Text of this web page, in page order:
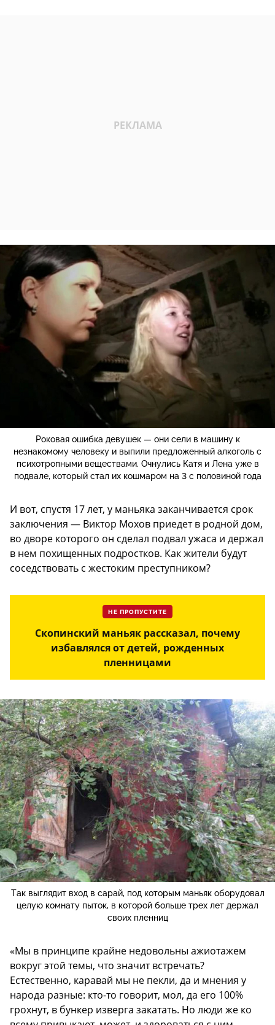
Роковая ошибка девушек — они сели в машину к
незнакомому человеку и выпили предложенный алкоголь с
психотропными веществами. Очнулись Катя и Лена уже в
подвале, который стал их кошмаром на 3 с половиной года
И вот, спустя 17 лет, у маньяка заканчивается срок
заключения — Виктор Мохов приедет в родной дом,
во дворе которого он сделал подвал ужаса и держал
в нем похищенных подростков. Как жители будут
соседствовать с жестоким преступником?
НЕ ПРОПУСТИТЕ
Скопинский маньяк рассказал, почему
избавлялся от детей, рожденных
пленницами
Так выглядит вход в сарай, под которым маньяк оборудовал
целую комнату пыток, в которой больше трех лет держал
своих пленниц
«Мы в принципе крайне недовольны ажиотажем
вокруг этой темы, что значит встречать?
Естественно, каравай мы не пекли, да и мнения у
народа разные: кто-то говорит, мол, да его 100%
грохнут, в бункер изверга закатать. Но люди же ко